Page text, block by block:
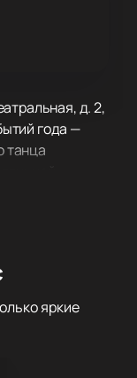
д. 2,
года —
танца
Бориса
любви».
и за
яркие